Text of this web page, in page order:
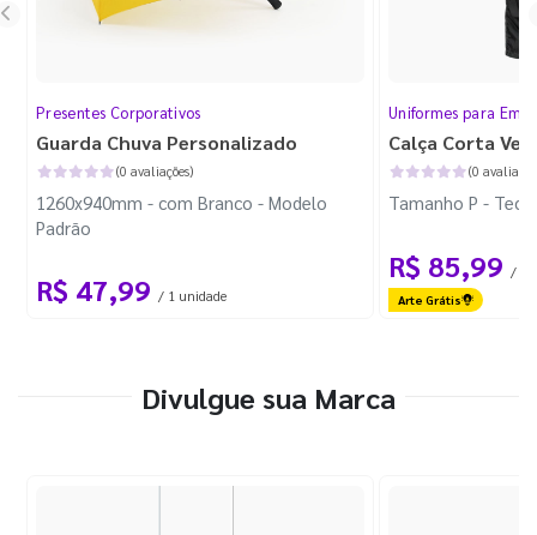
Presentes Corporativos
Guarda Chuva Personalizado
(0 avaliações)
1260x940mm - com Branco - Modelo
Padrão
R$ 47,99 / 1 unidade
Uniformes para
Calça Corta
(0
Tamanho P -
R$ 85,99 / 1
Arte Grátis
Divulgue sua Marca